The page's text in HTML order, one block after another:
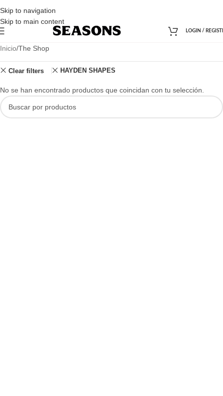
Skip to navigation
Skip to main content
LOGIN /
Inicio The Shop
Clear filters HAYDEN SHAPES
No se han encontrado productos que coincidan con tu selección.